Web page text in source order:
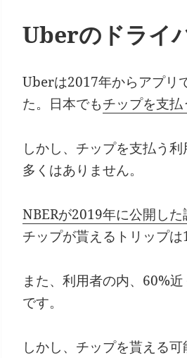
Uberのドライ
Uberは2017年からアプリ
た。日本でもチップを支払
しかし、チップを支払う
多くはありません。
NBERが2019年に公開し
チップが貰えるトリップは
また、利用者の内、60%
です。
しかし、チップを貰える